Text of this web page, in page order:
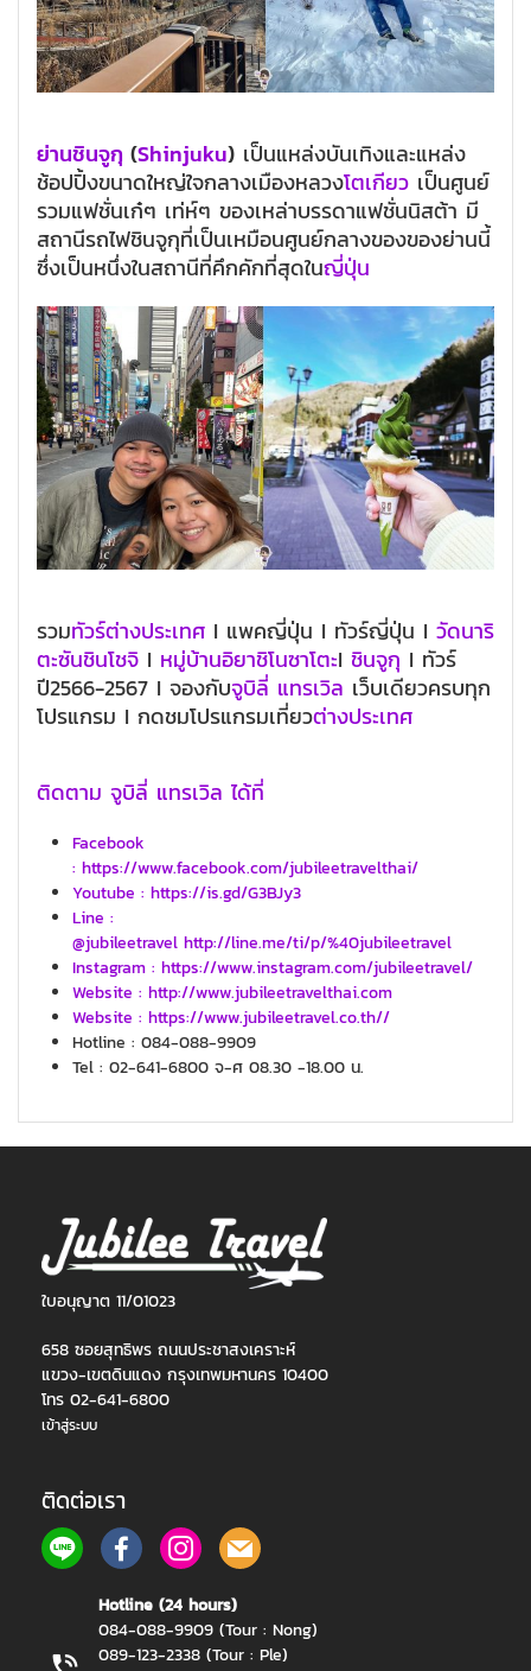
ย่านชินจูกุ (Shinjuku) เป็นแหล่งบันเทิงและแหล่ง
ช้อปปิ้งขนาดใหญ่ใจกลางเมืองหลวงโตเกียว เป็นศูนย์
รวมแฟชั่นเก๋ๆ เท่ห์ๆ ของเหล่าบรรดาแฟชั่นนิสต้า มี
สถานีรถไฟชินจูกุที่เป็นเหมือนศูนย์กลางของของย่านนี้
ซึ่งเป็นหนึ่งในสถานีที่คึกคักที่สุดในญี่ปุ่น
รวมทัวร์ต่างประเทศ I แพคญี่ปุ่น I ทัวร์ญี่ปุ่น I วัดนาริ
ตะซันชินโชจิ I หมู่บ้านอิยาชิโนซาโตะI ชินจูกุ I ทัวร์
ปี2566-2567 I จองกับจูบิลี่ แทรเวิล เว็บเดียวครบทุก
โปรแกรม I กดชมโปรแกรมเที่ยวต่างประเทศ
ติดตาม จูบิลี่ แทรเวิล ได้ที่
Facebook
: https://www.facebook.com/jubileetravelthai/
Youtube : https://is.gd/G3BJy3
Line :
@jubileetravel http://line.me/ti/p/%40jubileetravel
Instagram : https://www.instagram.com/jubileetravel/
Website : http://www.jubileetravelthai.com
Website : https://www.jubileetravel.co.th//
Hotline : 084-088-9909
Tel : 02-641-6800 จ-ศ 08.30 -18.00 น.
ใบอนุญาต 11/01023
658 ซอยสุทธิพร ถนนประชาสงเคราะห์
แขวง-เขตดินแดง กรุงเทพมหานคร 10400
โทร 02-641-6800
เข้าสู่ระบบ
ติดต่อเรา
Hotline (24 hours)
084-088-9909 (Tour : Nong)
089-123-2338 (Tour : Ple)